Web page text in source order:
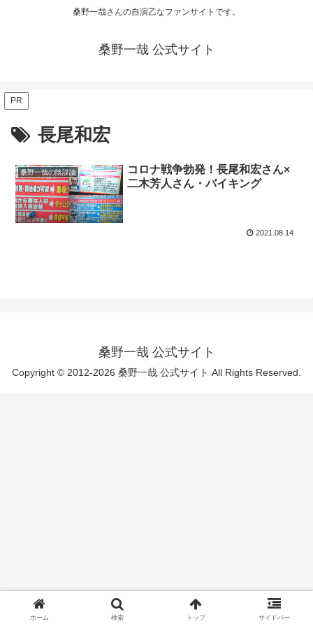
桑野一哉さんの自演乙なファンサイトです。
桑野一哉 公式サイト
PR
長尾和宏
桑野一哉の陰謀論
コロナ戦争勃発！長尾和宏さん×
二木芳人さん・バイキング
2021.08.14
桑野一哉 公式サイト
Copyright © 2012-2026 桑野一哉 公式サイト All Rights Reserved.
ホーム 検索 トップ サイドバー